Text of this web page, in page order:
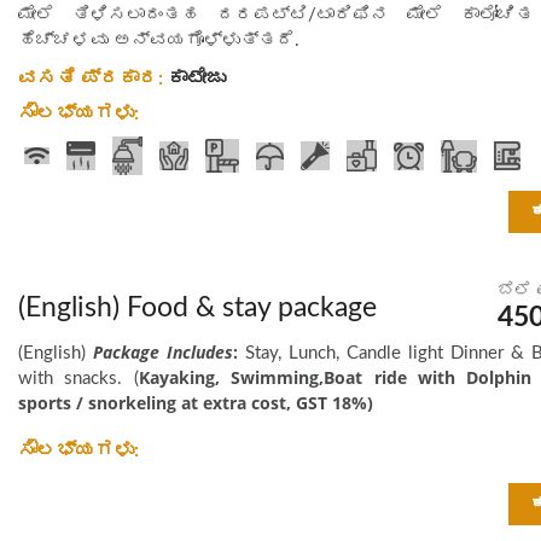
ಮೇಲೆ ತಿಳಿಸಲಾದಂತಹ ದರಪಟ್ಟಿ/ಟಾರಿಫಿನ ಮೇಲೆ
ಹೆಚ್ಚಳವು ಅನ್ವಯಗೊಳ್ಳುತ್ತದೆ.
ವಸತಿ ಪ್ರಕಾರ: ಕಾಟೇಜು
ಸೌಲಭ್ಯಗಳು:
(English) Food & stay package
ಬೆಲೆ
(English) Package Includes: Stay, Lunch, Candle light Dinner &
with snacks. (Kayaking, Swimming,Boat ride with Dolphin
sports / snorkeling at extra cost, GST 18%)
ಸೌಲಭ್ಯಗಳು: